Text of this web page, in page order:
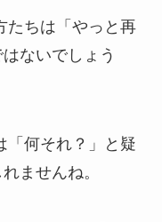
たちは「やっと再
ないでしょう
「何それ？」と疑
ませんね。